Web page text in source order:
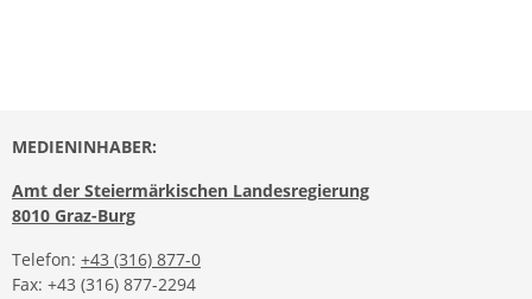
MEDIENINHABER:
Amt der Steiermärkischen Landesregierung
8010 Graz-Burg
Telefon: +43 (316) 877-0
Fax: +43 (316) 877-2294